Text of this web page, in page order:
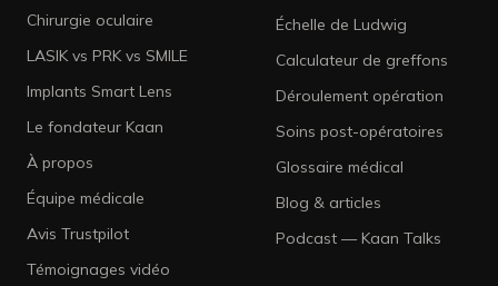
Chirurgie oculaire
LASIK vs PRK vs SMILE
Implants Smart Lens
Le fondateur Kaan
À propos
Équipe médicale
Avis Trustpilot
Témoignages vidéo
Échelle de Ludwig
Calculateur de greffons
Déroulement opération
Soins post-opératoires
Glossaire médical
Blog & articles
Podcast — Kaan Talks